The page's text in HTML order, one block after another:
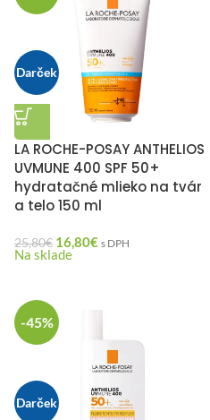
Darček
LA ROCHE-POSAY ANTHELIOS
UVMUNE 400 SPF 50+
hydratačné mlieko na tvár
a telo 150 ml
25,80€ 16,80€ s DPH
Na sklade
Darček
-45%